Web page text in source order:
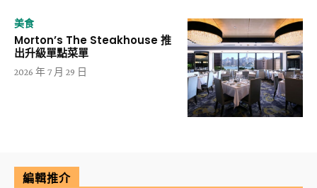
美食
Morton’s The Steakhouse 推
出升級單點菜單
2026 年 7 月 29 日
編輯推介